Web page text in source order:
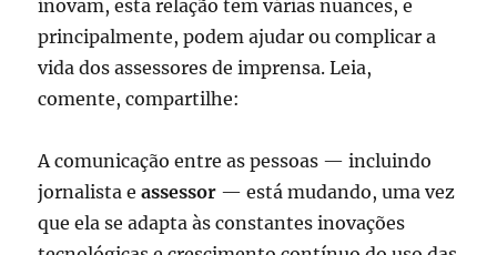
inovam, esta relação tem várias nuances, e
principalmente, podem ajudar ou complicar a
vida dos assessores de imprensa. Leia,
comente, compartilhe:
A comunicação entre as pessoas — incluindo
jornalista eassessor — está mudando, uma vez
que ela se adapta às constantes inovações